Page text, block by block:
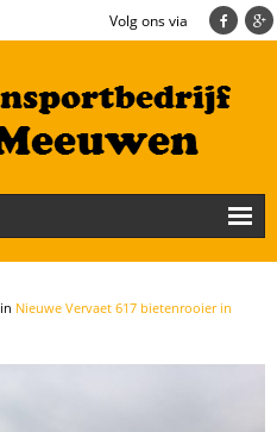
Volg ons via
in Nieuwe Vervaet 617 bietenrooier in